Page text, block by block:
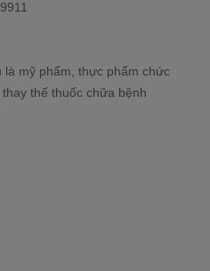
là mỹ phẩm, thực phẩm chức
thế thuốc chữa bệnh